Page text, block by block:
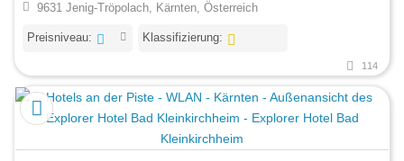
9631 Jenig-Tröpolach, Kärnten, Österreich
Preisniveau: Klassifizierung:
114